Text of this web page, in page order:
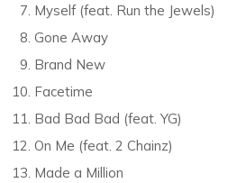
Myself (feat. Run the Jewels)
Gone Away
Brand New
Facetime
Bad Bad Bad (feat. YG)
On Me (feat. 2 Chainz)
Made a Million